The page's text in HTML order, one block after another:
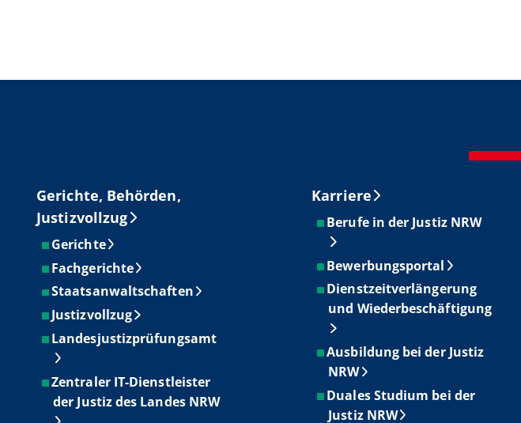
Gerichte, Behörden,
Justizvollzug
Gerichte
Fachgerichte
Staatsanwaltschaften
Justizvollzug
Landesjustizprüfungsamt
Zentraler IT-Dienstleister
der Justiz des Landes NRW
Karriere
Berufe in der Justiz NRW
Bewerbungsportal
Dienstzeitverlängerung
und Wiederbeschäftigung
Ausbildung bei der Justiz
NRW
Duales Studium bei der
Justiz NRW